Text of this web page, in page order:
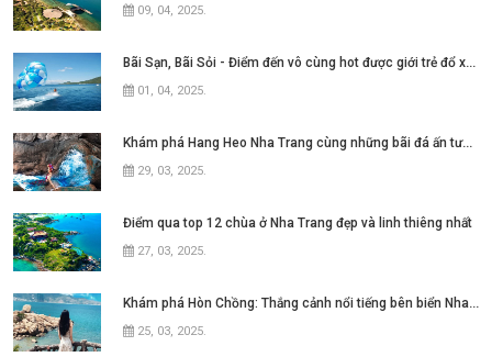
09, 04, 2025.
Bãi Sạn, Bãi Sỏi - Điểm đến vô cùng hot được giới trẻ đổ xô tìm kiếm tại thành
01, 04, 2025.
Khám phá Hang Heo Nha Trang cùng những bãi đá ấn tượng
29, 03, 2025.
Điểm qua top 12 chùa ở Nha Trang đẹp và linh thiêng nhất
27, 03, 2025.
Khám phá Hòn Chồng: Thắng cảnh nổi tiếng bên biển Nha Trang
25, 03, 2025.